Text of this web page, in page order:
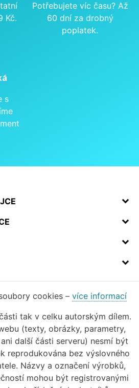
Kč.
Potřebujete víc času? Až
60 dní za drobný
poplatek.
s
cookies – více informací
tak v celku autorským dílem.
(texty, obrázky, parametry,
další části serveru) nesmí být
reprodukována bez výslovného
Názvy a označení výrobků,
mohou být registrovanými